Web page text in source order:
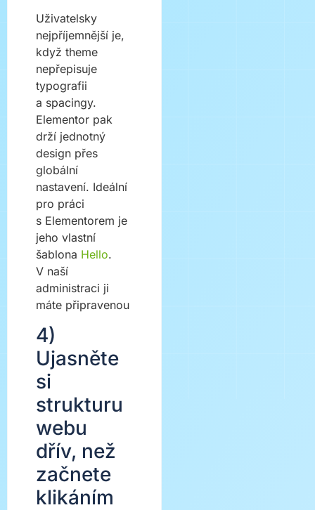
Uživatelsky
nejpříjemnější je,
když theme
nepřepisuje
typografii
a spacingy.
Elementor pak
drží jednotný
design přes
globální
nastavení. Ideální
pro práci
s Elementorem je
jeho vlastní
šablona Hello.
V naší
administraci ji
máte připravenou
4)
Ujasněte
si
strukturu
webu
dřív, než
začnete
klikáním